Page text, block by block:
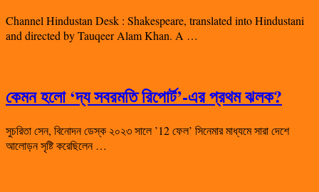
Channel Hindustan Desk : Shakespeare, translated into Hindustani
and directed by Tauqeer Alam Khan. A …
কেমন হলো ‘দ্য সবরমতি রিপোর্ট’-এর প্রথম ঝলক?
সুচরিতা সেন, বিনোদন ডেস্ক ২০২৩ সালে ’12 ফেল’ সিনেমার মাধ্যমে সারা দেশে
আলোড়ন সৃষ্টি করেছিলেন …